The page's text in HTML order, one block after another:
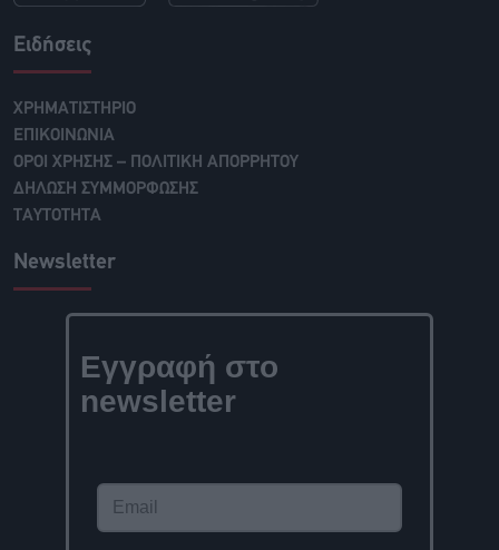
Ειδήσεις
ΧΡΗΜΑΤΙΣΤΗΡΙΟ
ΕΠΙΚΟΙΝΩΝΙΑ
ΟΡΟΙ ΧΡΗΣΗΣ – ΠΟΛΙΤΙΚΗ ΑΠΟΡΡΗΤΟΥ
ΔΗΛΩΣΗ ΣΥΜΜΟΡΦΩΣΗΣ
ΤΑΥΤΟΤΗΤΑ
Newsletter
Εγγραφή στο
newsletter